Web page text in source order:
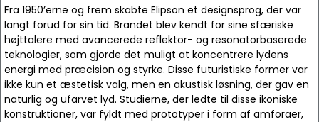
Fra 1950’erne og frem skabte Elipson et designsprog, der var
langt forud for sin tid. Brandet blev kendt for sine sfæriske
højttalere med avancerede reflektor- og resonatorbaserede
teknologier, som gjorde det muligt at koncentrere lydens
energi med præcision og styrke. Disse futuristiske former var
ikke kun et æstetisk valg, men en akustisk løsning, der gav en
naturlig og ufarvet lyd. Studierne, der ledte til disse ikoniske
konstruktioner, var fyldt med prototyper i form af amforaer,